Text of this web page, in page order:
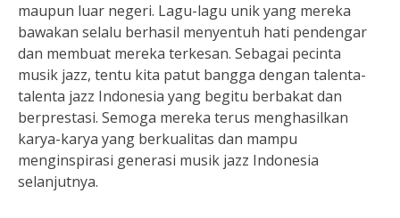
maupun luar negeri. Lagu-lagu unik yang mereka
bawakan selalu berhasil menyentuh hati pendengar
dan membuat mereka terkesan. Sebagai pecinta
musik jazz, tentu kita patut bangga dengan talenta-
talenta jazz Indonesia yang begitu berbakat dan
berprestasi. Semoga mereka terus menghasilkan
karya-karya yang berkualitas dan mampu
menginspirasi generasi musik jazz Indonesia
selanjutnya.